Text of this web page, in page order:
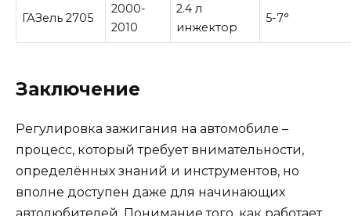
ГАЗель 2705
2000-
2010
2.4 л
инжектор
5-7°
Заключение
Регулировка зажигания на автомобиле –
процесс, который требует внимательности,
определённых знаний и инструментов, но
вполне доступен даже для начинающих
автолюбителей. Понимание того, как работает